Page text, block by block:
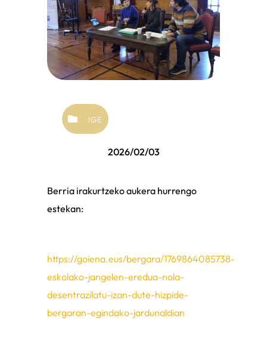
IGE
2026/02/03
Berria irakurtzeko aukera hurrengo
estekan:
https://goiena.eus/bergara/1769864085738-
eskolako-jangelen-eredua-nola-
desentrazilatu-izan-dute-hizpide-
bergaran-egindako-jardunaldian